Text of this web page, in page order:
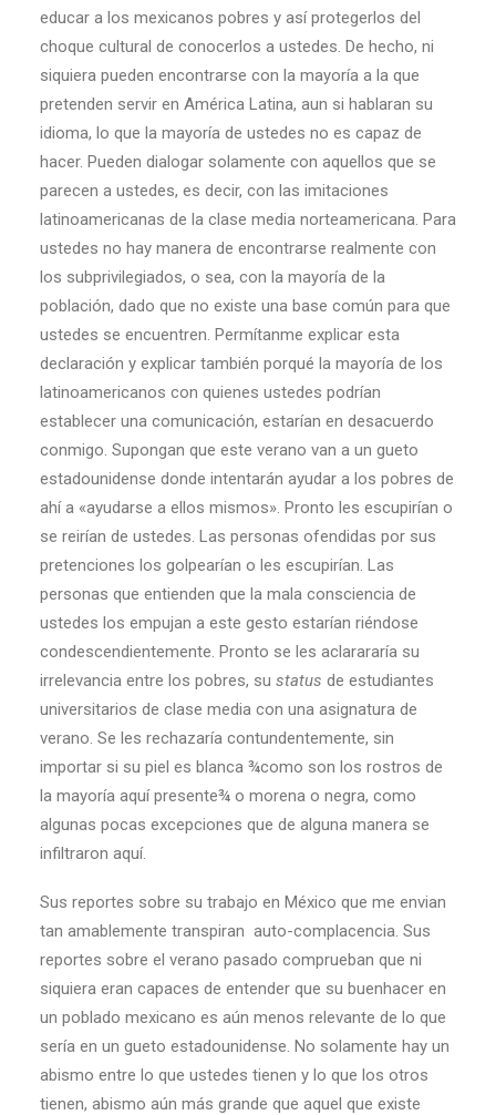
educar a los mexicanos pobres y así protegerlos del
choque cultural de conocerlos a ustedes. De hecho, ni
siquiera pueden encontrarse con la mayoría a la que
pretenden servir en América Latina, aun si hablaran su
idioma, lo que la mayoría de ustedes no es capaz de
hacer. Pueden dialogar solamente con aquellos que se
parecen a ustedes, es decir, con las imitaciones
latinoamericanas de la clase media norteamericana. Para
ustedes no hay manera de encontrarse realmente con
los subprivilegiados, o sea, con la mayoría de la
población, dado que no existe una base común para que
ustedes se encuentren. Permítanme explicar esta
declaración y explicar también porqué la mayoría de los
latinoamericanos con quienes ustedes podrían
establecer una comunicación, estarían en desacuerdo
conmigo. Supongan que este verano van a un gueto
estadounidense donde intentarán ayudar a los pobres de
ahí a «ayudarse a ellos mismos». Pronto les escupirían o
se reirían de ustedes. Las personas ofendidas por sus
pretenciones los golpearían o les escupirían. Las
personas que entienden que la mala consciencia de
ustedes los empujan a este gesto estarían riéndose
condescendientemente. Pronto se les aclarararía su
irrelevancia entre los pobres, su status de estudiantes
universitarios de clase media con una asignatura de
verano. Se les rechazaría contundentemente, sin
importar si su piel es blanca ¾como son los rostros de
la mayoría aquí presente¾ o morena o negra, como
algunas pocas excepciones que de alguna manera se
infiltraron aquí.
Sus reportes sobre su trabajo en México que me envian
tan amablemente transpiran auto-complacencia. Sus
reportes sobre el verano pasado comprueban que ni
siquiera eran capaces de entender que su buenhacer en
un poblado mexicano es aún menos relevante de lo que
sería en un gueto estadounidense. No solamente hay un
abismo entre lo que ustedes tienen y lo que los otros
tienen, abismo aún más grande que aquel que existe